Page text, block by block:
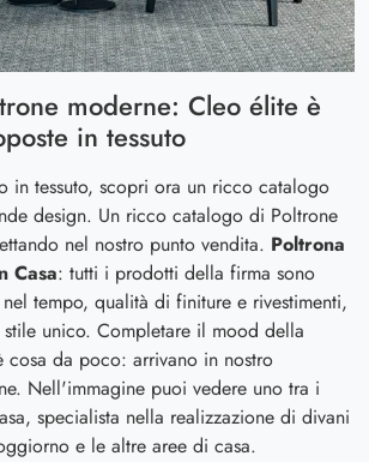
moderne: Cleo élite è
in tessuto
in tessuto, scopri ora un ricco catalogo
design. Un ricco catalogo di Poltrone
nel nostro punto vendita. Poltrona
Casa: tutti i prodotti della firma sono
tempo, qualità di finiture e rivestimenti,
unico. Completare il mood della
cosa da poco: arrivano in nostro
Nell'immagine puoi vedere uno tra i
specialista nella realizzazione di divani
e le altre aree di casa.